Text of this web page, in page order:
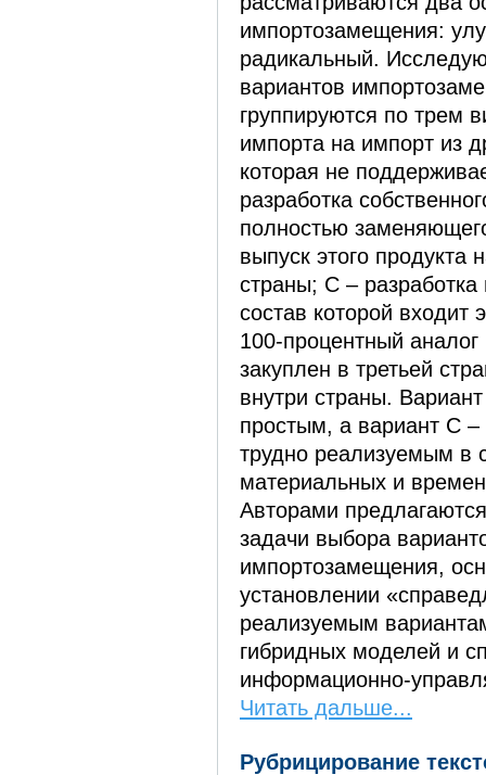
импортозамещения:
радикальный.
вариантов
группируются по трем
импорта на импорт из
которая не
разработка
полностью
выпуск этого продукта
страны; C –
состав которой входит
100-процентный
закуплен в третьей
внутри страны.
простым, а вариант C
трудно реализуемым в
материальных и
Авторами
задачи выбора
импортозамещения,
установлении
реализуемым
гибридных моделей и
информационно-
Читать дальше...
Рубрицирование